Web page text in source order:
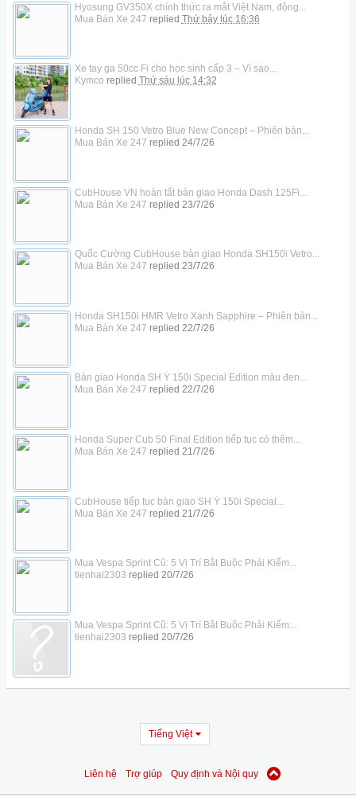
Hyosung GV350X chính thức ra mắt Việt Nam, động...
Mua Bán Xe 247 replied Thứ bảy lúc 16:36
Xe tay ga 50cc Fi cho học sinh cấp 3 – Vì sao...
Kymco replied Thứ sáu lúc 14:32
Honda SH 150 Vetro Blue New Concept – Phiên bản...
Mua Bán Xe 247 replied 24/7/26
CubHouse VN hoàn tất bàn giao Honda Dash 125Fi...
Mua Bán Xe 247 replied 23/7/26
Quốc Cường CubHouse bàn giao Honda SH150i Vetro...
Mua Bán Xe 247 replied 23/7/26
Honda SH150i HMR Vetro Xanh Sapphire – Phiên bản...
Mua Bán Xe 247 replied 22/7/26
Bàn giao Honda SH Ý 150i Special Edition màu đen...
Mua Bán Xe 247 replied 22/7/26
Honda Super Cub 50 Final Edition tiếp tục có thêm...
Mua Bán Xe 247 replied 21/7/26
CubHouse tiếp tục bàn giao SH Ý 150i Special...
Mua Bán Xe 247 replied 21/7/26
Mua Vespa Sprint Cũ: 5 Vị Trí Bắt Buộc Phải Kiểm...
tienhai2303 replied 20/7/26
Mua Vespa Sprint Cũ: 5 Vị Trí Bắt Buộc Phải Kiểm...
tienhai2303 replied 20/7/26
Tiếng Việt
Liên hệ Trợ giúp Quy định và Nội quy